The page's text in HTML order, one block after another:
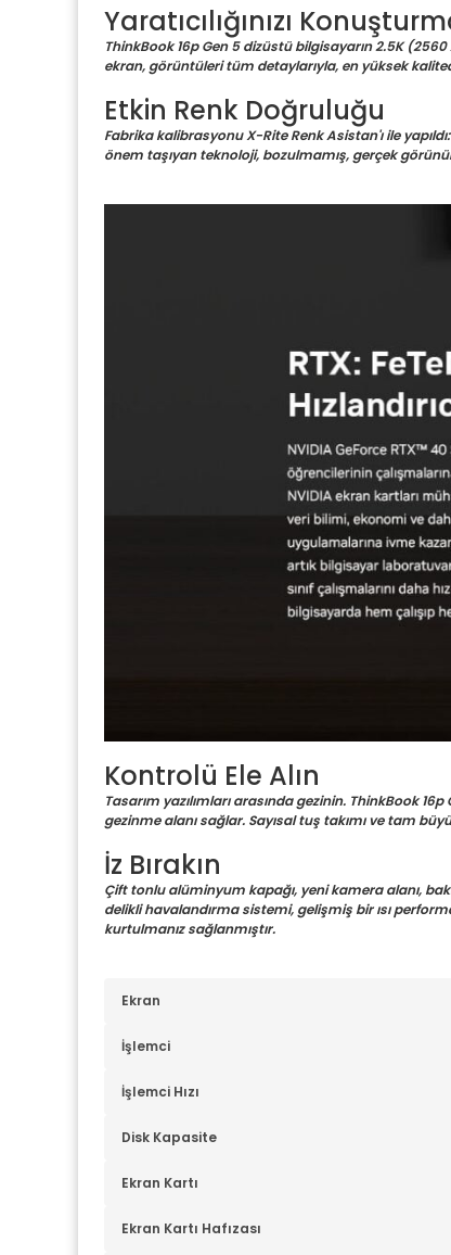
Yaratıcılığınızı
ThinkBook 16p Gen 5 dizüstü bilgisayarın 2.5K
ekran, görüntüleri tüm detaylarıyla, en yüksek
Etkin Renk Doğruluğu
Fabrika kalibrasyonu X-Rite Renk Asistan'ı ile
önem taşıyan teknoloji, bozulmamış, gerçek
Kontrolü Ele Alın
Tasarım yazılımları arasında gezinin. ThinkBook
gezinme alanı sağlar. Sayısal tuş takımı ve tam
İz Bırakın
Çift tonlu alüminyum kapağı, yeni kamera alanı,
delikli havalandırma sistemi, gelişmiş bir ısı
kurtulmanız sağlanmıştır.
Ekran
İşlemci
İşlemci Hızı
Disk Kapasite
Ekran Kartı
Ekran Kartı Hafızası